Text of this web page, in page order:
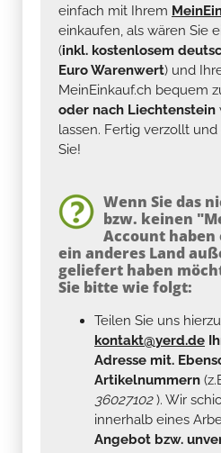
einfach mit Ihrem
einkaufen, als wären Sie
(inkl. kostenlosem
Euro Warenwert) und
MeinEinkauf.ch bequem
oder nach Liechtenstein
lassen. Fertig verzollt
Sie!
Wenn Sie das
bzw. keinen
Account haben
ein anderes Land
geliefert haben
Sie bitte wie folgt:
Teilen Sie uns
kontakt@yerd.de
Adresse mit.
Artikelnummern
36027102). Wir
innerhalb eines
Angebot bzw.